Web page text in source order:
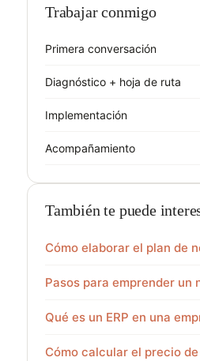
Trabajar conmigo
Primera conversación
Diagnóstico + hoja de ruta
Implementación
Acompañamiento
También te puede
Cómo elaborar el plan de
Pasos para emprender un
Qué es un ERP en una
Cómo calcular el precio